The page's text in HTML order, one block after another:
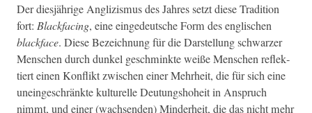
Der diesjährige Anglizis­mus des Jahres set­zt diese Tra­di­tion
fort: Black­fac­ing, eine eingedeutsche Form des englis­chen
black­face. Diese Beze­ich­nung für die Darstel­lung schwarz­er
Men­schen durch dunkel geschmink­te weiße Men­schen reflek­
tiert einen Kon­flikt zwis­chen ein­er Mehrheit, die für sich eine
uneingeschränk­te kul­turelle Deu­tung­shoheit in Anspruch
nimmt, und ein­er (wach­senden) Min­der­heit, die das nicht mehr